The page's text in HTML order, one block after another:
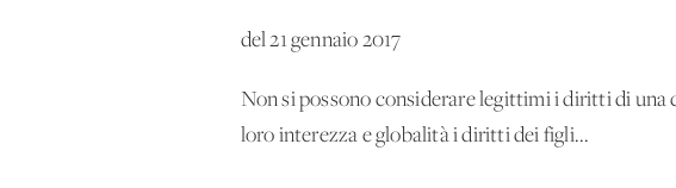
del 21 gennaio 2017
Non si possono considerare legittimi i diritti di
loro interezza e globalità i diritti dei figli...